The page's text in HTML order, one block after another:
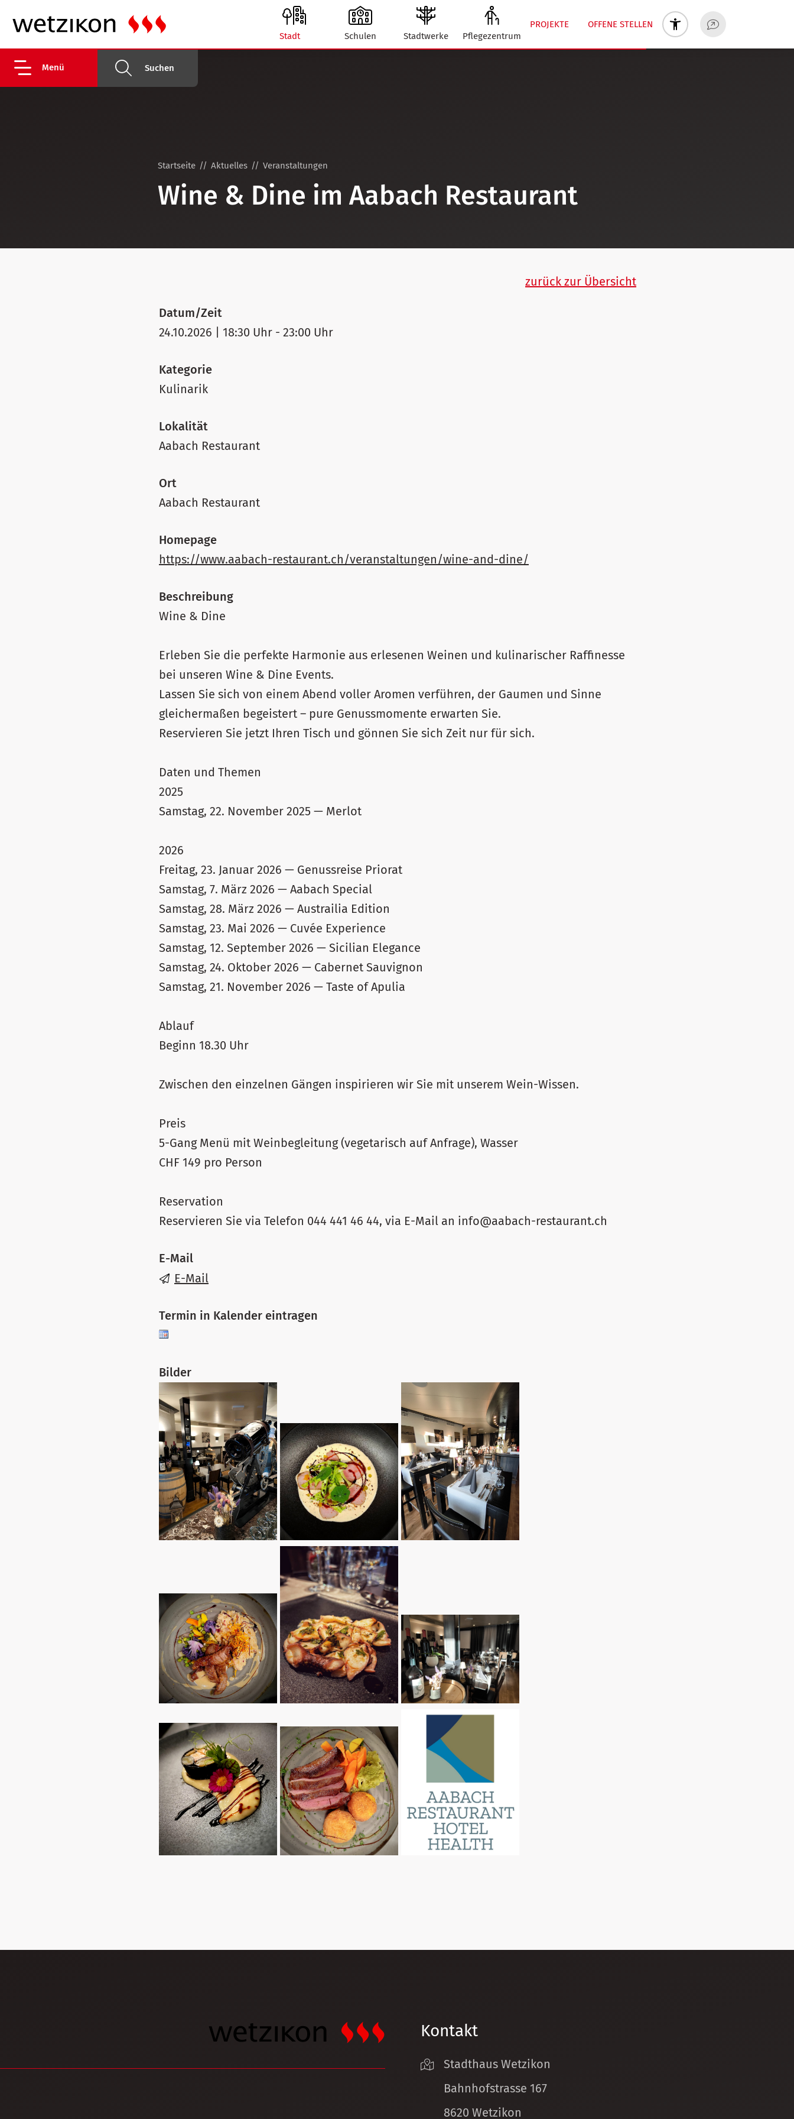
Menü Suchen
PROJEKTE
OFFENE STELLEN
Stadt
Schulen Stadtwerke Pflegezentrum
Startseite Aktuelles Veranstaltungen
Wine & Dine im Aabach Restaurant
zurück zur Übersicht
Datum/Zeit
24.10.2026 | 18:30 Uhr - 23:00 Uhr
Kategorie
Kulinarik
Lokalität
Aabach Restaurant
Ort
Aabach Restaurant
Homepage
https://www.aabach-restaurant.ch/veranstaltungen/wine-and-dine/
Beschreibung
Wine & Dine
Erleben Sie die perfekte Harmonie aus erlesenen Weinen und kulinarischer Raffinesse
bei unseren Wine & Dine Events.
Lassen Sie sich von einem Abend voller Aromen verführen, der Gaumen und Sinne
gleichermaßen begeistert – pure Genussmomente erwarten Sie.
Reservieren Sie jetzt Ihren Tisch und gönnen Sie sich Zeit nur für sich.
Daten und Themen
2025
Samstag, 22. November 2025 — Merlot
2026
Freitag, 23. Januar 2026 — Genussreise Priorat
Samstag, 7. März 2026 — Aabach Special
Samstag, 28. März 2026 — Austrailia Edition
Samstag, 23. Mai 2026 — Cuvée Experience
Samstag, 12. September 2026 — Sicilian Elegance
Samstag, 24. Oktober 2026 — Cabernet Sauvignon
Samstag, 21. November 2026 — Taste of Apulia
Ablauf
Beginn 18.30 Uhr
Zwischen den einzelnen Gängen inspirieren wir Sie mit unserem Wein-Wissen.
Preis
5-Gang Menü mit Weinbegleitung (vegetarisch auf Anfrage), Wasser
CHF 149 pro Person
Reservation
Reservieren Sie via Telefon 044 441 46 44, via E-Mail an info@aabach-restaurant.ch
E-Mail
E-Mail
Termin in Kalender eintragen
Bilder
Kontakt
Stadthaus Wetzikon
Bahnhofstrasse 167
8620 Wetzikon